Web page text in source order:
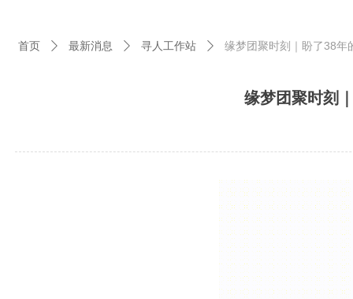
首页 ꄲ 最新消息 ꄲ 寻人工作站 ꄲ 缘梦团聚时刻｜盼了38年
缘梦团聚时刻